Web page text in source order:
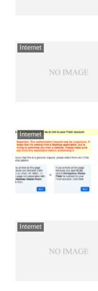
Internet
Internet
Internet